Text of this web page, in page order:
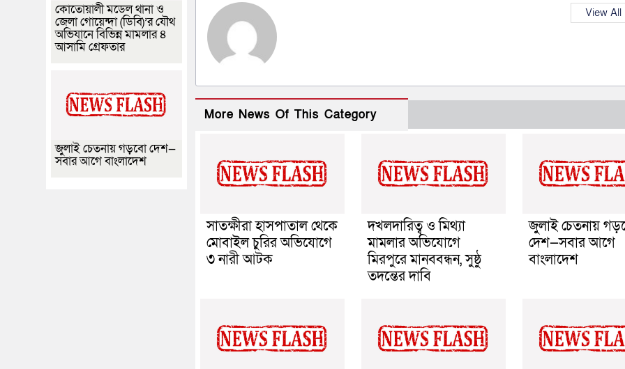
View All
More News Of This Category
সাতক্ষীরা হাসপাতাল থেকে
মোবাইল চুরির অভিযোগে
৩ নারী আটক
দখলদারিত্ব ও মিথ্যা
মামলার অভিযোগে
মিরপুরে মানববন্ধন, সুষ্ঠু
তদন্তের দাবি
জুলাই চেতনায়
দেশ—সবার আগে
বাংলাদেশ
কোতোয়ালী মডেল থানা ও
জেলা গোয়েন্দা (ডিবি)’র যৌথ
অভিযানে বিভিন্ন মামলার ৪
আসামি গ্রেফতার
জুলাই চেতনায় গড়বো দেশ—
সবার আগে বাংলাদেশ